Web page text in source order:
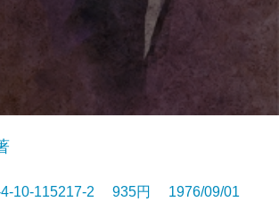
10-115217-2 935円 1976/09/01